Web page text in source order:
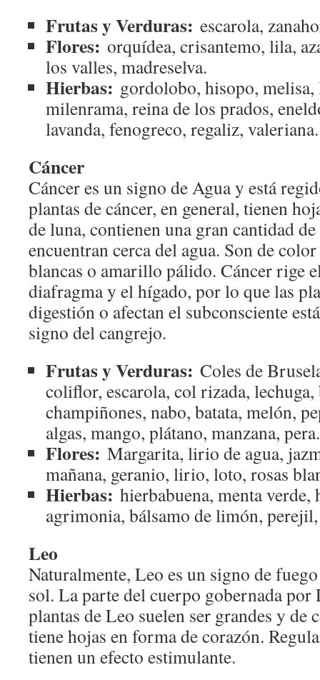
Frutas y Verduras: escarola,
Flores: orquídea, crisantemo, lila,
los valles, madreselva.
Hierbas: gordolobo, hisopo, melisa,
milenrama, reina de los prados,
lavanda, fenogreco, regaliz, valeriana.
Cáncer
Cáncer es un signo de Agua y está
plantas de cáncer, en general, tienen
de luna, contienen una gran cantidad
encuentran cerca del agua. Son de
blancas o amarillo pálido. Cáncer rige
diafragma y el hígado, por lo que las
digestión o afectan el subconsciente
signo del cangrejo.
Frutas y Verduras: Coles de
coliflor, escarola, col rizada, lechuga,
champiñones, nabo, batata, melón,
algas, mango, plátano, manzana, pera.
Flores: Margarita, lirio de agua,
mañana, geranio, lirio, loto, rosas
Hierbas: hierbabuena, menta verde,
agrimonia, bálsamo de limón,
Leo
Naturalmente, Leo es un signo de
sol. La parte del cuerpo gobernada por
plantas de Leo suelen ser grandes y de
tiene hojas en forma de corazón.
tienen un efecto estimulante.